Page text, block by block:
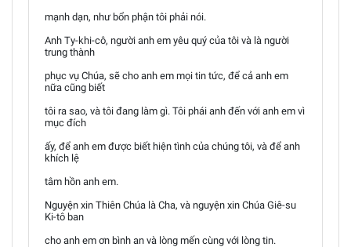
mạnh dạn, như bổn phận tôi phải nói.
Anh Ty-khi-cô, người anh em yêu quý của tôi và là người
trung thành
phục vụ Chúa, sẽ cho anh em mọi tin tức, để cả anh em
nữa cũng biết
tôi ra sao, và tôi đang làm gì. Tôi phái anh đến với anh em vì
mục đích
ấy, để anh em được biết hiện tình của chúng tôi, và để anh
khích lệ
tâm hồn anh em.
Nguyện xin Thiên Chúa là Cha, và nguyện xin Chúa Giê-su
Ki-tô ban
cho anh em ơn bình an và lòng mến cùng với lòng tin.